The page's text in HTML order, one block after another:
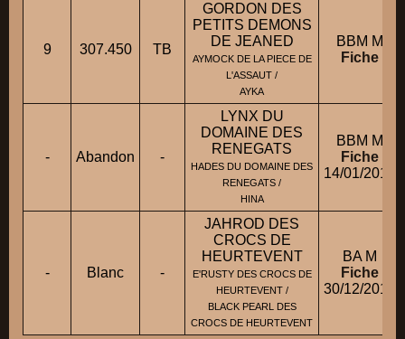
9 307.450 TB
GORDON DES
PETITS DEMONS
DE JEANED
AYMOCK DE LA PIECE DE
L'ASSAUT /
AYKA
BBM M
Fiche
- Abandon -
LYNX DU
DOMAINE DES
RENEGATS
HADES DU DOMAINE DES
RENEGATS /
HINA
BBM M
Fiche
14/01/2015
- Blanc -
JAHROD DES
CROCS DE
HEURTEVENT
E'RUSTY DES CROCS DE
HEURTEVENT /
BLACK PEARL DES
CROCS DE HEURTEVENT
BA M
Fiche
30/12/2014